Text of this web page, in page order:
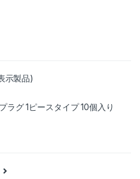
示製品)
ラグ 1ピースタイプ 10個入り